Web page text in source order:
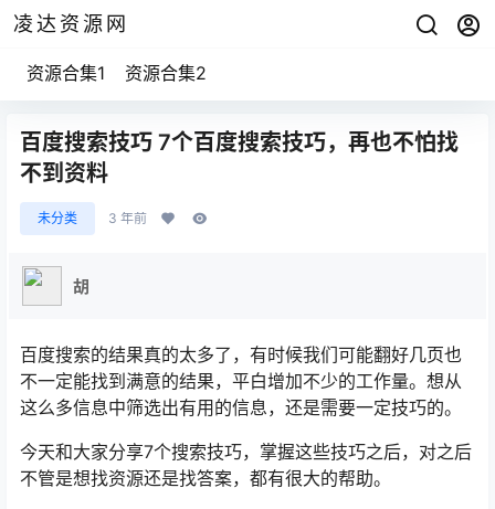
凌达资源网
资源合集1 资源合集2
百度搜索技巧 7个百度搜索技巧，再也不怕找
不到资料
未分类 3 年前
胡
百度搜索的结果真的太多了，有时候我们可能翻好几页也
不一定能找到满意的结果，平白增加不少的工作量。想从
这么多信息中筛选出有用的信息，还是需要一定技巧的。
今天和大家分享7个搜索技巧，掌握这些技巧之后，对之后
不管是想找资源还是找答案，都有很大的帮助。